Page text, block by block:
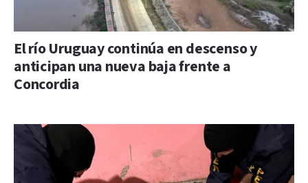
El río Uruguay continúa en descenso y
anticipan una nueva baja frente a
Concordia